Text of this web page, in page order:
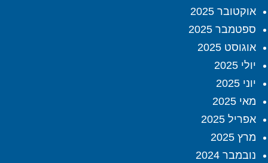
אוקטובר 2025
ספטמבר 2025
אוגוסט 2025
יולי 2025
יוני 2025
מאי 2025
אפריל 2025
מרץ 2025
נובמבר 2024